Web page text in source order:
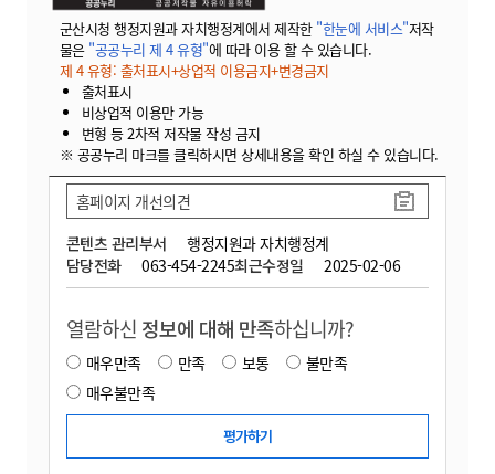
군산시청 행정지원과 자치행정계에서 제작한 "한눈에 서비스"저작
물은 "공공누리 제 4 유형"에 따라 이용 할 수 있습니다.
제 4 유형: 출처표시+상업적 이용금지+변경금지
출처표시
비상업적 이용만 가능
변형 등 2차적 저작물 작성 금지
※ 공공누리 마크를 클릭하시면 상세내용을 확인 하실 수 있습니다.
콘텐츠 관리부서
행정지원과 자치행정계
담당전화
063-454-2245최근수정일 2025-02-06
홈페이지 개선의견
열람하신 정보에 대해 만족하십니까?
매우만족 만족 보통
불만족
매우불만족